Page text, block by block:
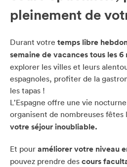
pleinement de
Durant votre temps libre
semaine de vacances tous les 6
explorer les villes et leurs
espagnoles, profiter de la
les tapas !
L’Espagne offre une vie
organisent de nombreuses fêtes
votre séjour inoubliable.
Et pour améliorer votre niveau
pouvez prendre des cours